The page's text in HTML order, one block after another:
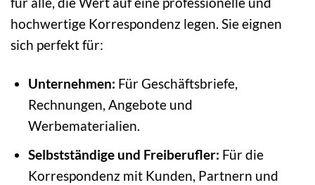
hochwertige Korrespondenz legen. Sie eignen
sich perfekt für:
Unternehmen: Für Geschäftsbriefe,
Rechnungen, Angebote und
Werbematerialien.
Selbstständige und Freiberufler: Für die
Korrespondenz mit Kunden, Partnern und